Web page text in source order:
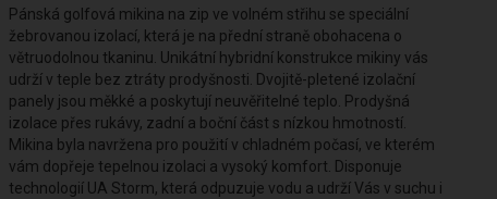
Pánská golfová mikina na zip ve volném střihu se speciální
žebrovanou izolací, která je na přední straně obohacena o
větruodolnou tkaninu. Unikátní hybridní konstrukce mikiny vás
udrží v teple bez ztráty prodyšnosti. Dvojitě-pletené izolační
panely jsou měkké a poskytují neuvěřitelné teplo. Prodyšná
izolace přes rukávy, zadní a boční část s nízkou hmotností.
Mikina byla navržena pro použití v chladném počasí, ve kterém
vám dopřeje tepelnou izolaci a vysoký komfort. Disponuje
technologií UA Storm, která odpuzuje vodu a udrží Vás v suchu i